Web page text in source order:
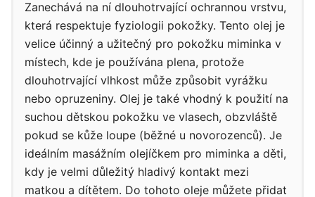
Zanechává na ní dlouhotrvající ochrannou vrstvu,
která respektuje fyziologii pokožky. Tento olej je
velice účinný a užitečný pro pokožku miminka v
místech, kde je používána plena, protože
dlouhotrvající vlhkost může způsobit vyrážku
nebo opruzeniny. Olej je také vhodný k použití na
suchou dětskou pokožku ve vlasech, obzvláště
pokud se kůže loupe (běžné u novorozenců). Je
ideálním masážním olejíčkem pro miminka a děti,
kdy je velmi důležitý hladivý kontakt mezi
matkou a dítětem. Do tohoto oleje můžete přidat